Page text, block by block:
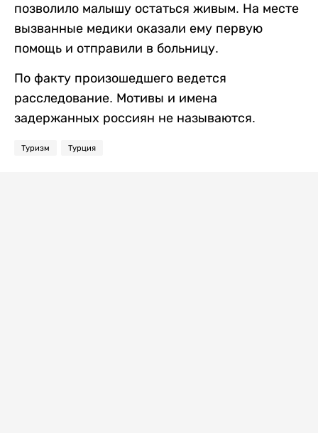
позволило малышу остаться живым. На месте
вызванные медики оказали ему первую
помощь и отправили в больницу.
По факту произошедшего ведется
расследование. Мотивы и имена
задержанных россиян не называются.
Туризм Турция